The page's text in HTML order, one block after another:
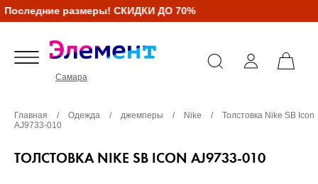
Последние размеры! СКИДКИ ДО 70%
Самара
Главная / Одежда / джемперы / Nike /
Толстовка Nike SB Icon
AJ9733-010
ТОЛСТОВКА NIKE SB ICON AJ9733-010